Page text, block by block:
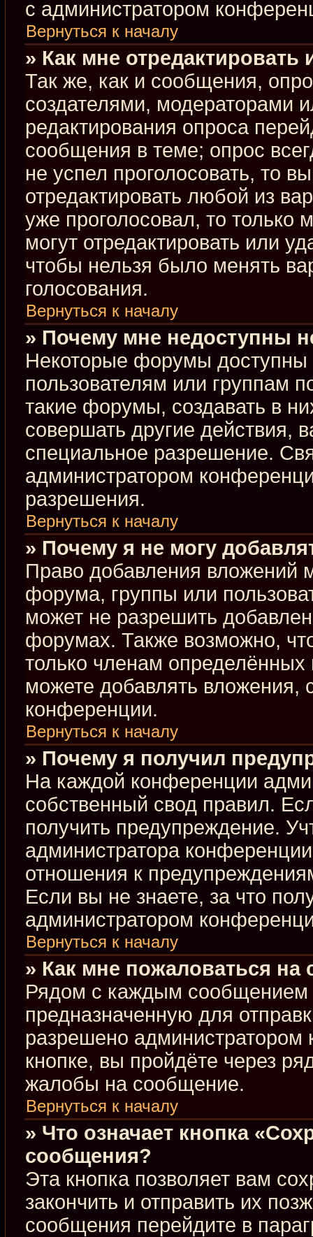
с администратором
Вернуться к началу
» Как мне отредактировать
Так же, как и сообщения,
создателями, модераторами
редактирования опроса
сообщения в теме; опрос
не успел проголосовать, то
отредактировать любой из
уже проголосовал, то
могут отредактировать или
чтобы нельзя было менять
голосования.
Вернуться к началу
» Почему мне недоступны
Некоторые форумы доступны
пользователям или группам
такие форумы, создавать в
совершать другие действия,
специальное разрешение.
администратором
разрешения.
Вернуться к началу
» Почему я не могу
Право добавления вложений
форума, группы или
может не разрешить
форумах. Также возможно,
только членам
можете добавлять вложения,
конференции.
Вернуться к началу
» Почему я получил
На каждой конференции
собственный свод правил.
получить предупреждение.
администратора
отношения к
Если вы не знаете, за что
администратором
Вернуться к началу
» Как мне пожаловаться
Рядом с каждым сообщением
предназначенную для
разрешено
кнопке, вы пройдёте через
жалобы на сообщение.
Вернуться к началу
» Что означает кнопка
сообщения?
Эта кнопка позволяет вам
закончить и отправить их
сообщения перейдите в